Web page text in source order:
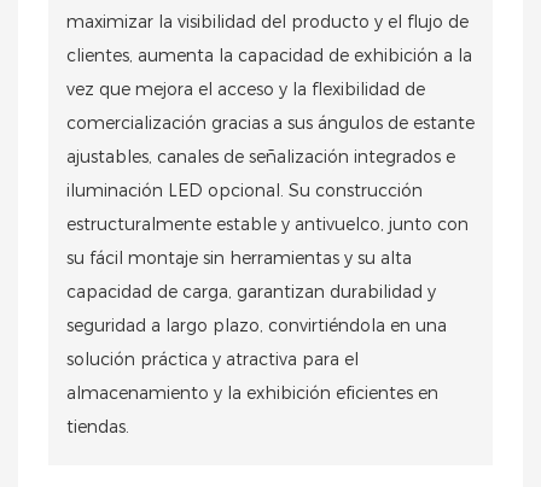
maximizar la visibilidad del producto y el flujo de
clientes, aumenta la capacidad de exhibición a la
vez que mejora el acceso y la flexibilidad de
comercialización gracias a sus ángulos de estante
ajustables, canales de señalización integrados e
iluminación LED opcional. Su construcción
estructuralmente estable y antivuelco, junto con
su fácil montaje sin herramientas y su alta
capacidad de carga, garantizan durabilidad y
seguridad a largo plazo, convirtiéndola en una
solución práctica y atractiva para el
almacenamiento y la exhibición eficientes en
tiendas.